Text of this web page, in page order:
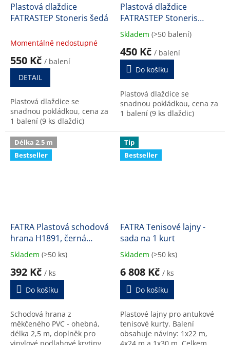
Plastová dlaždice
FATRASTEP Stoneris šedá
Momentálně nedostupné
550 Kč / balení
DETAIL
Plastová dlaždice se
snadnou pokládkou, cena za
1 balení (9 ks dlaždic)
Plastová dlaždice
FATRASTEP Stoneris
černá
Průměrné
produktu
4,0
5
hvězdiček.
Skladem (>50 balení)
450 Kč / balení
Do košíku
Plastová dlaždice se
snadnou pokládkou, cena za
1 balení (9 ks dlaždic)
Délka 2,5 m
Bestseller
FATRA Plastová schodová
hrana H1891, černá
barva 600
Průměrné
produktu
5,0
5
hvězdiček.
Skladem (>50 ks)
392 Kč / ks
Do košíku
Schodová hrana z
měkčeného PVC - ohebná,
délka 2,5 m, doplněk pro
vinylové podlahové krytiny
Tip
Bestseller
FATRA Tenisové lajny -
sada na 1 kurt
Průměrné
produktu
5,0
5
hvězdiček.
Skladem (>50 ks)
6 808 Kč / ks
Do košíku
Plastové lajny pro antukové
tenisové kurty. Balení
obsahuje náviny: 1x22 m,
4x24 m a 1x30 m. Celkem